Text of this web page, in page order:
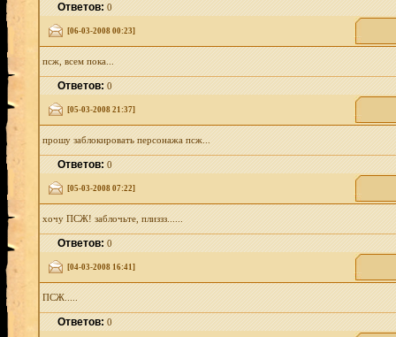
Ответов:0
[06-03-2008 00:23]
псж, всем пока...
Ответов:0
[05-03-2008 21:37]
прошу заблокировать персонажа псж...
Ответов:0
[05-03-2008 07:22]
хочу ПСЖ! заблочьте, плиззз......
Ответов:0
[04-03-2008 16:41]
ПСЖ.....
Ответов:0